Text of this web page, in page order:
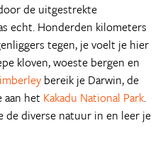
de uitgestrekte
echt. Honderden kilometers
tegen, je voelt je hier
kloven, woeste bergen en
bereik je Darwin, de
aan het Kakadu National Park.
diverse natuur in en leer je